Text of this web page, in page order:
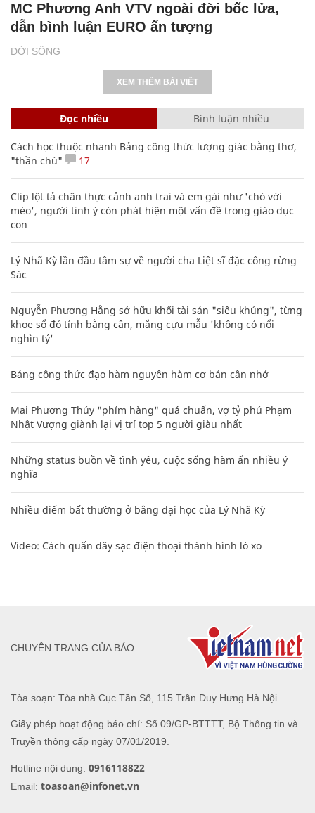
ĐỜI SỐNG
MC Phương Anh VTV ngoài đời bốc lửa,
dẫn bình luận EURO ấn tượng
XEM THÊM BÀI VIẾT
Đọc nhiều Bình luận nhiều
Cách học thuộc nhanh Bảng công thức lượng giác bằng thơ,
"thần chú"
17
Clip lột tả chân thực cảnh anh trai và em gái như 'chó với
mèo', người tinh ý còn phát hiện một vấn đề trong giáo dục
con
Lý Nhã Kỳ lần đầu tâm sự về người cha Liệt sĩ đặc công rừng
Sác
Nguyễn Phương Hằng sở hữu khối tài sản "siêu khủng", từng
khoe sổ đỏ tính bằng cân, mắng cựu mẫu 'không có nổi
nghìn tỷ'
Bảng công thức đạo hàm nguyên hàm cơ bản cần nhớ
Mai Phương Thúy "phím hàng" quá chuẩn, vợ tỷ phú Phạm
Nhật Vượng giành lại vị trí top 5 người giàu nhất
Những status buồn về tình yêu, cuộc sống hàm ẩn nhiều ý
nghĩa
Nhiều điểm bất thường ở bằng đại học của Lý Nhã Kỳ
Video: Cách quấn dây sạc điện thoại thành hình lò xo
Tòa soạn: Tòa nhà Cục Tần Số, 115 Trần Duy Hưng Hà Nội
Giấy phép hoạt động báo chí: Số 09/GP-BTTTT, Bộ Thông tin và
Truyền thông cấp ngày 07/01/2019.
Hotline nội dung: 0916118822
Email: toasoan@infonet.vn
CHUYÊN TRANG CỦA BÁO